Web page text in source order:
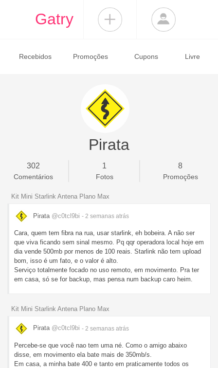
Gatry
Recebidos Promoções Cupons Livre
Pirata
302
Comentários
1
Fotos
8
Promoções
Kit Mini Starlink Antena Plano Max
Pirata @c0tcl9bi - 2 semanas atrás
Cara, quem tem fibra na rua, usar starlink, eh bobeira. A não ser
que viva ficando sem sinal mesmo. Pq qqr operadora local hoje em
dia vende 500mb por menos de 100 reais. Starlink não tem upload
bom, isso é um fato, e o valor é alto.
Serviço totalmente focado no uso remoto, em movimento. Pra ter
em casa, só se for backup, mas pensa num backup caro heim.
Kit Mini Starlink Antena Plano Max
Pirata @c0tcl9bi - 2 semanas atrás
Percebe-se que você nao tem uma né. Como o amigo abaixo
disse, em movimento ela bate mais de 350mb/s.
Em casa, a minha bate 400 e tanto em praticamente todos os